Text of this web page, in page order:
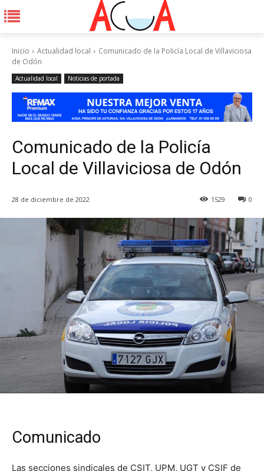
Inicio Actualidad local
Comunicado de la Policía Local de Villaviciosa
de Odón
Actualidad local Noticias de portada
Comunicado de la Policía
Local de Villaviciosa de Odón
28 de diciembre de 2022 0
1529
Comunicado
Las secciones sindicales de CSIT, UPM, UGT y CSIF de